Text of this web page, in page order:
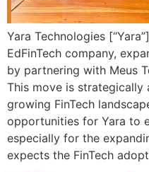
Yara Technologies
EdFinTech company,
by partnering with Meus
This move is strategically
growing FinTech
opportunities for Yara to
especially for the
expects the FinTech